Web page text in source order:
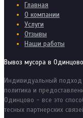
Главная
О компании
Услуги
Отзывы
Наши работы
Вывоз мусора в
Индивидуальный подход
политика и
Одинцово - все это
тесных партнерских